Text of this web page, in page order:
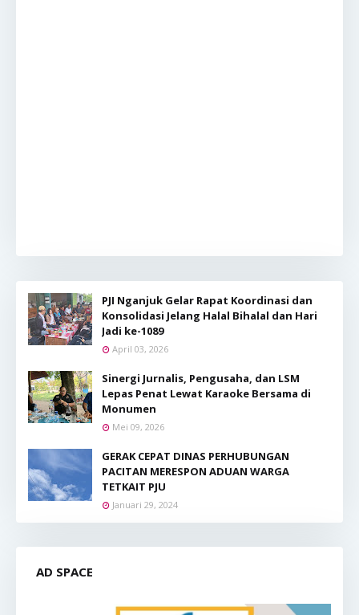
PJI Nganjuk Gelar Rapat Koordinasi dan
Konsolidasi Jelang Halal Bihalal dan Hari
Jadi ke-1089
April 03, 2026
Sinergi Jurnalis, Pengusaha, dan LSM
Lepas Penat Lewat Karaoke Bersama di
Monumen
Mei 09, 2026
GERAK CEPAT DINAS PERHUBUNGAN
PACITAN MERESPON ADUAN WARGA
TETKAIT PJU
Januari 29, 2024
AD SPACE